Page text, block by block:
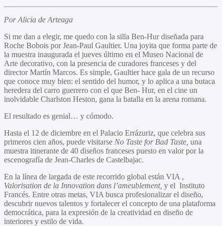
Por Alicia de Arteaga
Si me dan a elegir, me quedo con la silla Ben-Hur diseñada para
Roche Bobois por Jean-Paul Gaultier. Una joyita que forma parte de
la muestra inaugurada el jueves último en el Museo Nacional de
Arte decorativo, con la presencia de curadores franceses y del
director Martín Marcos. Es simple, Gaultier hace gala de un recurso
que conoce muy bien: el sentido del humor, y lo aplica a una butaca
heredera del carro guerrero con el que Ben- Hur, en el cine un
inolvidable Charlston Heston, gana la batalla en la arena romana.
El resultado es genial… y cómodo.
Hasta el 12 de diciembre en el Palacio Errázuriz, que celebra sus
primeros cien años, puede visitarse No Taste for Bad Taste, una
muestra itinerante de 40 diseños franceses puesto en valor por la
escenografía de Jean-Charles de Castelbajac.
En la línea de largada de este recorrido global están VIA ,
Valorisation de la Innovation dans l’ameublement, y el Instituto
Francés. Entre otras metas, VIA busca profesionalizar el diseño,
descubrir nuevos talentos y fortalecer el concepto de una plataforma
democrática, para la expresión de la creatividad en diseño de
interiores y estilo de vida.